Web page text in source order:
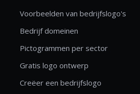
Voorbeelden van bedrijfslogo's
Bedrijf domeinen
Pictogrammen per sector
Gratis logo ontwerp
Creëer een bedrijfslogo